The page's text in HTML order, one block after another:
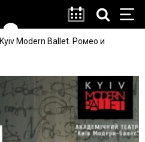
Kyiv Modern Ballet. Ромео и